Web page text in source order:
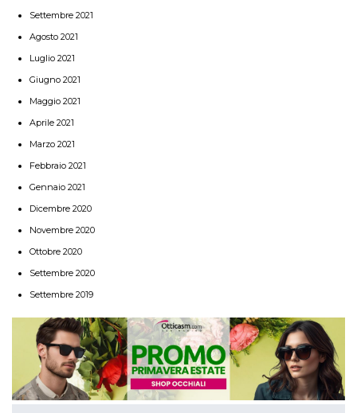
Settembre 2021
Agosto 2021
Luglio 2021
Giugno 2021
Maggio 2021
Aprile 2021
Marzo 2021
Febbraio 2021
Gennaio 2021
Dicembre 2020
Novembre 2020
Ottobre 2020
Settembre 2020
Settembre 2019